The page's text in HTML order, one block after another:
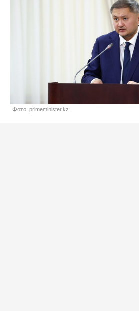
Фото: primeminister.kz